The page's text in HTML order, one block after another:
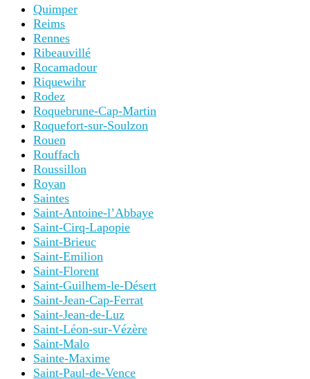
Quimper
Reims
Rennes
Ribeauvillé
Rocamadour
Riquewihr
Rodez
Roquebrune-Cap-Martin
Roquefort-sur-Soulzon
Rouen
Rouffach
Roussillon
Royan
Saintes
Saint-Antoine-l’Abbaye
Saint-Cirq-Lapopie
Saint-Brieuc
Saint-Emilion
Saint-Florent
Saint-Guilhem-le-Désert
Saint-Jean-Cap-Ferrat
Saint-Jean-de-Luz
Saint-Léon-sur-Vézère
Saint-Malo
Sainte-Maxime
Saint-Paul-de-Vence